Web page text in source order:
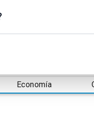
Economía